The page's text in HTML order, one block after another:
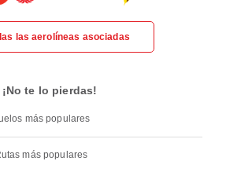
las aerolíneas asociadas
¡No te lo pierdas!
más populares
más populares